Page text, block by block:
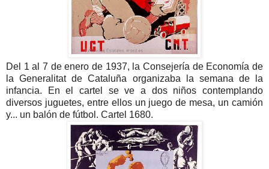
Del 1 al 7 de enero de 1937, la Consejería de Economía de
la Generalitat de Cataluña organizaba la semana de la
infancia. En el cartel se ve a dos niños contemplando
diversos juguetes, entre ellos un juego de mesa, un camión
y... un balón de fútbol. Cartel 1680.